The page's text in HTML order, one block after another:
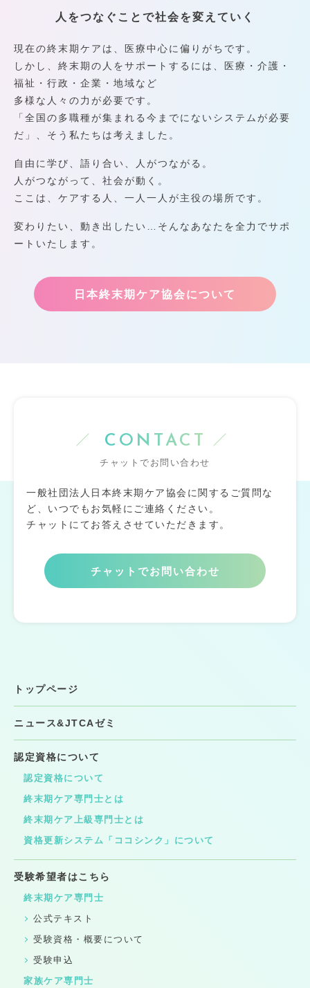
人をつなぐことで社会を変えていく
現在の終末期ケアは、医療中心に偏りがちです。
しかし、終末期の人をサポートするには、医療・介護・
福祉・行政・企業・地域など
多様な人々の力が必要です。
「全国の多職種が集まれる今までにないシステムが必要
だ」、そう私たちは考えました。
自由に学び、語り合い、人がつながる。
人がつながって、社会が動く。
ここは、ケアする人、一人一人が主役の場所です。
変わりたい、動き出したい…そんなあなたを全力でサポ
ートいたします。
日本終末期ケア協会について
CONTACT
チャットでお問い合わせ
一般社団法人日本終末期ケア協会に関するご質問な
ど、いつでもお気軽にご連絡ください。
チャットにてお答えさせていただきます。
チャットでお問い合わせ
トップページ
ニュース&JTCAゼミ
認定資格について
認定資格について
終末期ケア専門士とは
終末期ケア上級専門士とは
資格更新システム「ココシンク」について
受験希望者はこちら
終末期ケア専門士
公式テキスト
受験資格・概要について
受験申込
家族ケア専門士